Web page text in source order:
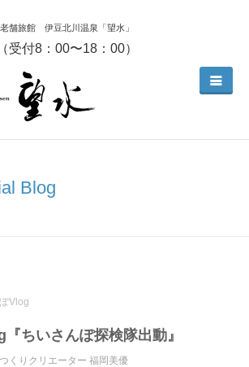
舗旅館 伊豆北川温泉「望水」
（受付8：00〜18：00）
Blog
Vlog
ちいさんぽ探検隊出動』
くりクリエーター 福岡美優